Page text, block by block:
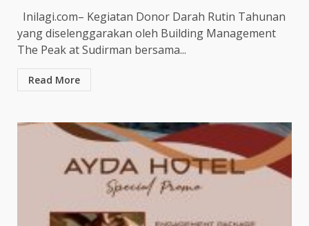
Inilagi.com– Kegiatan Donor Darah Rutin Tahunan
yang diselenggarakan oleh Building Management
The Peak at Sudirman bersama...
Read More